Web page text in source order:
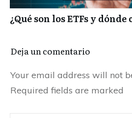
¿Qué son los ETFs y
Deja un comentario
Your email address will not
Required fields are marked